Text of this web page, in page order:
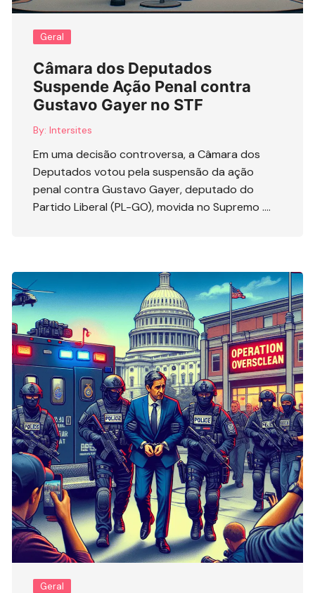
Geral
Câmara dos Deputados
Suspende Ação Penal contra
Gustavo Gayer no STF
By: Intersites
Em uma decisão controversa, a Câmara dos
Deputados votou pela suspensão da ação
penal contra Gustavo Gayer, deputado do
Partido Liberal (PL-GO), movida no Supremo ….
Geral